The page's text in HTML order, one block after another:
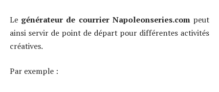
Le générateur de courrier Napoleonseries.compeut
ainsi servir de point de départ pour différentes activités
créatives.
Par exemple :